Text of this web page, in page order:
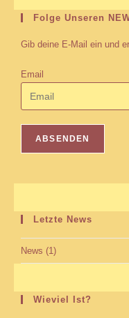
Folge Unseren
Gib deine E-Mail ein und
Email
Letzte News
News (1)
Wieviel Ist?